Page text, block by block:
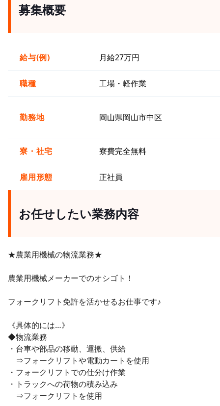
募集概要
給与(例) 月給27万円
職種 工場・軽作業
勤務地 岡山県岡山市中区
寮・社宅 寮費完全無料
雇用形態 正社員
お任せしたい業務内容
★農業用機械の物流業務★
農業用機械メーカーでのオシゴト！
フォークリフト免許を活かせるお仕事です♪
《具体的には…》
◆物流業務
・台車や部品の移動、運搬、供給
⇒フォークリフトや電動カートを使用
・フォークリフトでの仕分け作業
・トラックへの荷物の積み込み
⇒フォークリフトを使用